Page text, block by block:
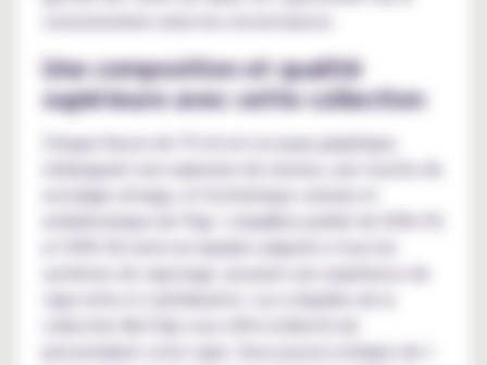
Une composition et qualité
supérieure avec cette collection
Chaque flacon de 75 ml est un joyau graphique,
mélangeant une explosion de saveurs, une touche de
nostalgie vintage, et l'esthétique colorée et
emblématique de Pulp. L'équilibre parfait de 50% PG
et 50% VG rend ces liquides adaptés à tous les
systèmes de vapotage, assurant une expérience de
vape riche et satisfaisante. Les e-liquides de la
personnaliser votre vape. Vous pouvez intégrer de 1